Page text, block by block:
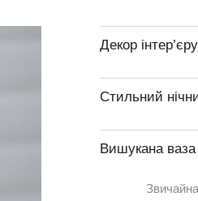
Декор інтер’єру
Стильний
Вишукана ваза